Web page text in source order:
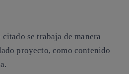
se trabaja de manera
proyecto, como contenido